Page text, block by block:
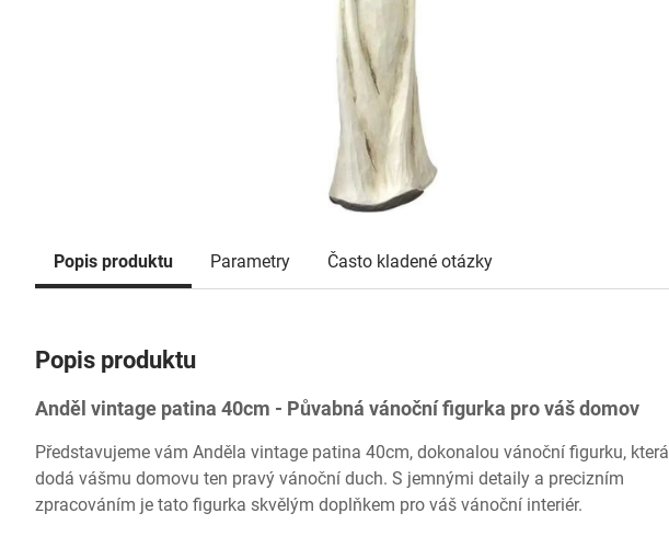
Popis produktu Parametry Často kladené otázky
Popis produktu
Anděl vintage patina 40cm - Půvabná vánoční figurka pro váš domov
Představujeme vám Anděla vintage patina 40cm, dokonalou vánoční figurku, která
dodá vášmu domovu ten pravý vánoční duch. S jemnými detaily a precizním
zpracováním je tato figurka skvělým doplňkem pro váš vánoční interiér.